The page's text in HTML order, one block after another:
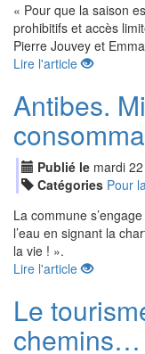
« Pour que la saison
prohibitifs et accès
Pierre Jouvey et
Lire l'article
Antibes.
Publié le mardi 22
Catégories Pour
La commune
l’eau en signant la
la vie ! ».
Lire l'article
Le
chemins…